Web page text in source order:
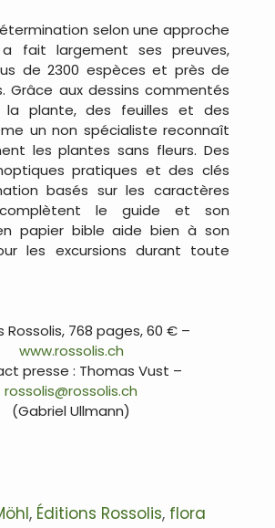
selon une approche
fait largement ses preuves,
de 2300 espèces et près de
Grâce aux dessins commentés
plante, des feuilles et des
un non spécialiste reconnaît
les plantes sans fleurs. Des
pratiques et des clés
basés sur les caractères
le guide et son
papier bible aide bien à son
les excursions durant toute
Rossolis, 768 pages, 60 € –
www.rossolis.ch
presse : Thomas Vust –
rossolis@rossolis.ch
(Gabriel Ullmann)
, Éditions Rossolis, flora